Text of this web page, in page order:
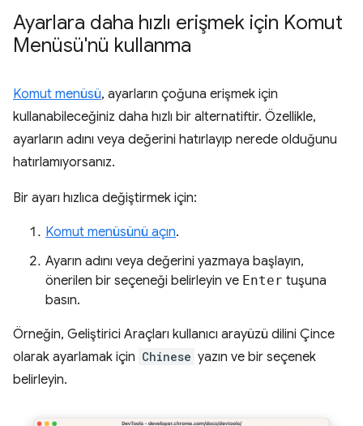
Ayarlara daha hızlı erişmek için Komut
Menüsü'nü kullanma
Komut menüsü, ayarların çoğuna erişmek için
kullanabileceğiniz daha hızlı bir alternatiftir. Özellikle,
ayarların adını veya değerini hatırlayıp nerede olduğunu
hatırlamıyorsanız.
Bir ayarı hızlıca değiştirmek için:
Komut menüsünü açın.
Ayarın adını veya değerini yazmaya başlayın,
önerilen bir seçeneği belirleyin ve Enter tuşuna
basın.
Örneğin, Geliştirici Araçları kullanıcı arayüzü dilini Çince
olarak ayarlamak için Chinese yazın ve bir seçenek
belirleyin.